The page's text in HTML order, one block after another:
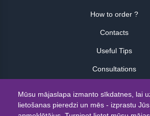
How to order ?
Contacts
Useful Tips
Consultations
© 2026
Mūsu mājaslapa izmanto sīkdatnes, lai
lietošanas pieredzi un mēs - izprastu